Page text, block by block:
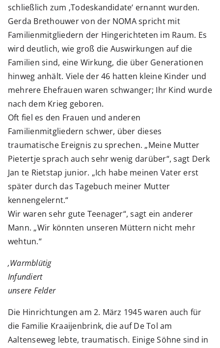
schließlich zum ‚Todeskandidate‘ ernannt wurden.
Gerda Brethouwer von der NOMA spricht mit
Familienmitgliedern der Hingerichteten im Raum. Es
wird deutlich, wie groß die Auswirkungen auf die
Familien sind, eine Wirkung, die über Generationen
hinweg anhält. Viele der 46 hatten kleine Kinder und
mehrere Ehefrauen waren schwanger; Ihr Kind wurde
nach dem Krieg geboren.
Oft fiel es den Frauen und anderen
Familienmitgliedern schwer, über dieses
traumatische Ereignis zu sprechen. „Meine Mutter
Pietertje sprach auch sehr wenig darüber“, sagt Derk
Jan te Rietstap junior. „Ich habe meinen Vater erst
später durch das Tagebuch meiner Mutter
kennengelernt.“
Wir waren sehr gute Teenager“, sagt ein anderer
Mann. „Wir könnten unseren Müttern nicht mehr
wehtun.“
‚Warmblütig
Infundiert
unsere Felder
Die Hinrichtungen am 2. März 1945 waren auch für
die Familie Kraaijenbrink, die auf De Tol am
Aaltenseweg lebte, traumatisch. Einige Söhne sind in